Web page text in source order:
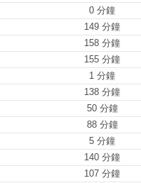
0 分鐘
149 分鐘
158 分鐘
155 分鐘
1 分鐘
138 分鐘
50 分鐘
88 分鐘
5 分鐘
140 分鐘
107 分鐘